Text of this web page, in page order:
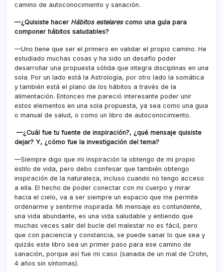
camino de autoconocimiento y sanación.
—¿Quisiste hacer Hábitos estelarescomo una guía para
componer hábitos saludables?
—Uno tiene que ser el primero en validar el propio camino. He
estudiado muchas cosas y ha sido un desafío poder
desarrollar una propuesta sólida que integra disciplinas en una
sola. Por un lado está la Astrología, por otro lado la somática
y también está el plano de los hábitos a través de la
alimentación. Entonces me pareció interesante poder unir
estos elementos en una sola propuesta, ya sea como una guia
o manual de salud, o como un libro de autoconocimiento.
—¿Cuál fue tu fuente de inspiración?, ¿qué mensaje quisiste
dejar? Y, ¿cómo fue la investigación del tema?
—Siempre digo que mi inspiración la obtengo de mi propio
estilo de vida, pero debo confesar que también obtengo
inspiración de la naturaleza, incluso cuando no tengo acceso
a ella. El hecho de poder conectar con mi cuerpo y mirar
hacia el cielo, va a ser siempre un espacio que me permite
ordenarme y sentirme inspirada. Mi mensaje es contundente,
una vida abundante, es una vida saludable y entiendo que
muchas veces salir del bucle del malestar no es fácil, pero
que con paciencia y constancia, se puede sanar lo que sea y
quizás este libro sea un primer paso para ese camino de
sanación, porque así fue mi caso (sanada de un mal de Crohn,
4 años sin síntomas).